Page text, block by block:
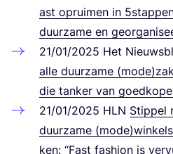
ast opru­i­men in 5
duurzame en
21/01/2025 Het
alle duurzame
die tan­ker van
21/01/2025 HLN Stip­pel
duurzame
ken: “Fast fashion is